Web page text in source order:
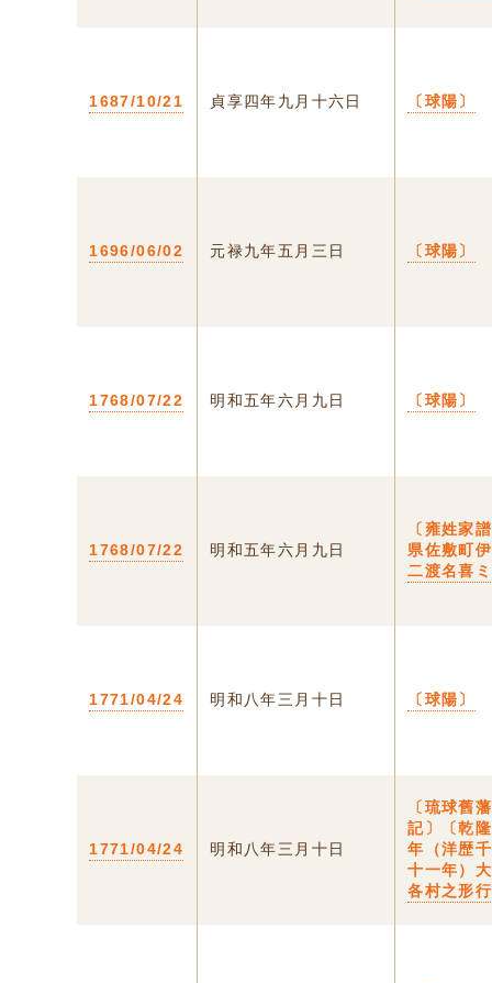
1687/10/21 貞享四年九月十六日 〔球陽〕
1696/06/02 元禄九年五月三日 〔球陽〕
1768/07/22 明和五年六月九日 〔球陽〕
1768/07/22 明和五年六月九日
〔雍姓家
県佐敷町
二渡名喜
1771/04/24 明和八年三月十日 〔球陽〕
1771/04/24 明和八年三月十日
〔琉球舊
記〕〔乾
年（洋歴
十一年）
各村之形